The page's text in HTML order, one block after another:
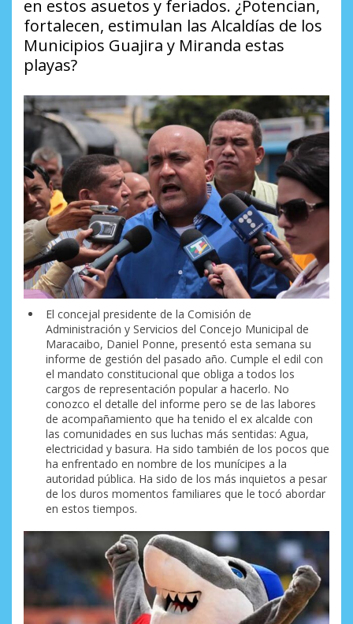
en estos asuetos y feriados. ¿Potencian,
fortalecen, estimulan las Alcaldías de los
Municipios Guajira y Miranda estas
playas?
El concejal presidente de la Comisión de
Administración y Servicios del Concejo Municipal de
Maracaibo, Daniel Ponne, presentó esta semana su
informe de gestión del pasado año. Cumple el edil con
el mandato constitucional que obliga a todos los
cargos de representación popular a hacerlo. No
conozco el detalle del informe pero se de las labores
de acompañamiento que ha tenido el ex alcalde con
las comunidades en sus luchas más sentidas: Agua,
electricidad y basura. Ha sido también de los pocos que
ha enfrentado en nombre de los munícipes a la
autoridad pública. Ha sido de los más inquietos a pesar
de los duros momentos familiares que le tocó abordar
en estos tiempos.